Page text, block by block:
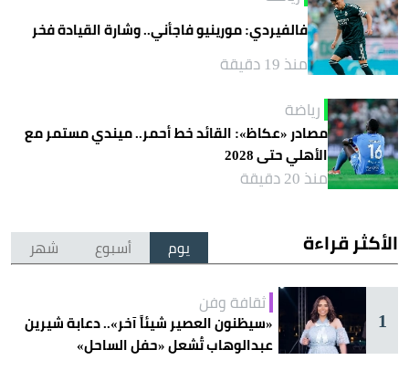
فالفيردي: مورينيو فاجأني.. وشارة القيادة فخر
منذ 19 دقيقة
رياضة
مصادر «عكاظ»: القائد خط أحمر.. ميندي مستمر مع
الأهلي حتى 2028
منذ 20 دقيقة
الأكثر قراءة يوم أسبوع شهر
1
ثقافة وفن
«سيظنون العصير شيئاً آخر».. دعابة شيرين
عبدالوهاب تُشعل «حفل الساحل»